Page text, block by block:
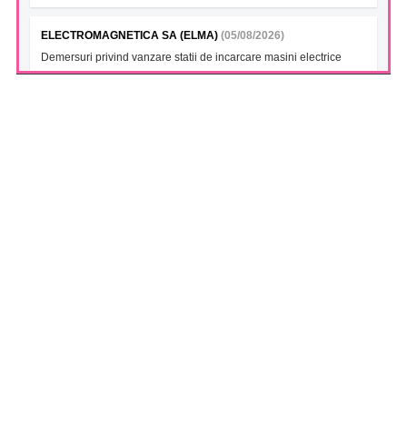
ELECTROMAGNETICA SA (ELMA) (05/08/2026)
Demersuri privind vanzare statii de incarcare masini electrice